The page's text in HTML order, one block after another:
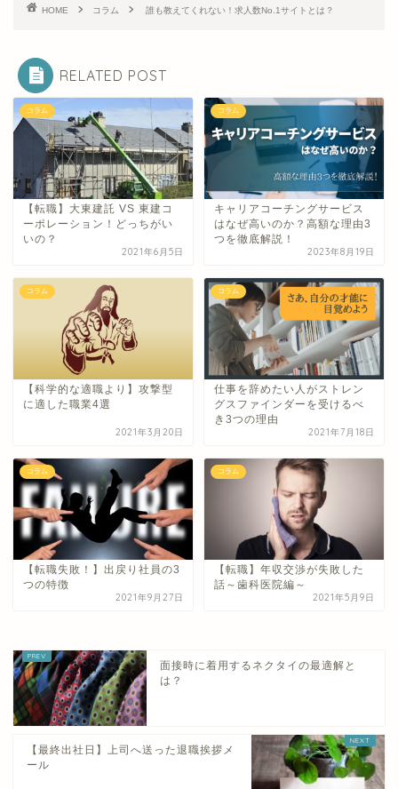
HOME コラム 誰も教えてくれない！求人数No.1サイトとは？
RELATED POST
コラム
【転職】大東建託 VS 東建コ
ーポレーション！どっちがい
いの？
2021年6月5日
コラム
キャリアコーチングサービス
はなぜ高いのか？高額な理由3
つを徹底解説！
2023年8月19日
コラム
【科学的な適職より】攻撃型
に適した職業4選
2021年3月20日
コラム
仕事を辞めたい人がストレン
グスファインダーを受けるべ
き3つの理由
2021年7月18日
コラム
【転職失敗！】出戻り社員の3
つの特徴
2021年9月27日
コラム
【転職】年収交渉が失敗した
話～歯科医院編～
2021年5月9日
面接時に着用するネクタイの最適解と
は？
【最終出社日】上司へ送った退職挨拶メ
ール